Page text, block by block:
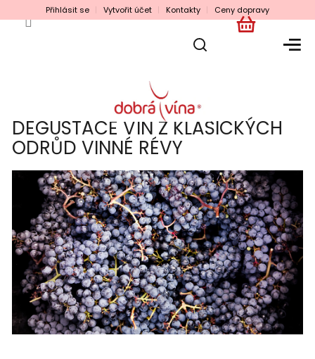
na
Přihlásit se Vytvořit účet Kontakty Ceny dopravy
NÁKUPNÍ
DEGUSTACE VÍN Z KLASICKÝCH
ODRŮD VINNÉ RÉVY